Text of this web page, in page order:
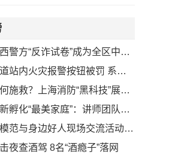
诈试卷”成为全区中小学寒假法制教育的“必答题”
内火灾报警按钮被罚 系重庆首例
上海消防“黑科技”展现立体多维救援力量
“最美家庭”：讲师团队入村疏导解烦恼
与身边好人现场交流活动走进桂东县
夜查酒驾 8名“酒瘾子”落网